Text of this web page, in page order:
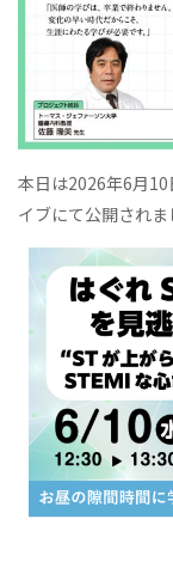
本日は2026年6月10
イブにて公開されま